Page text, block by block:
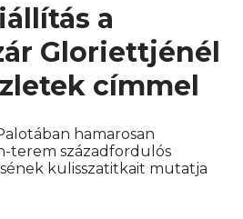
a
Gloriettjénél
címmel
hamarosan
terem századfordulós
kulisszatitkait mutatja